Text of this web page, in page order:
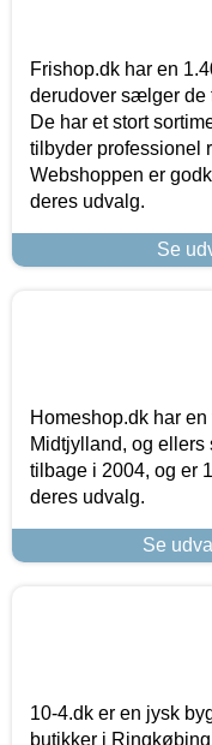
Frishop.dk har en
derudover sælger de
De har et stort
tilbyder professionel
Webshoppen er
deres udvalg.
Se
Homeshop.dk har
Midtjylland, og
tilbage i 2004, og er
deres udvalg.
Se
10-4.dk er en jysk
butikker i